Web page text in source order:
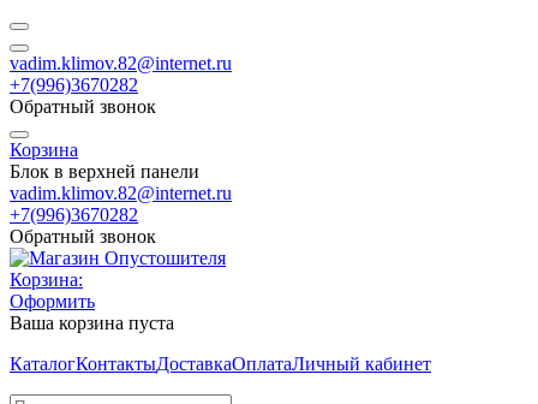
vadim.klimov.82@internet.ru
+7(996)3670282
Обратный звонок
Корзина
Блок в верхней панели
vadim.klimov.82@internet.ru
+7(996)3670282
Обратный звонок
Корзина:
Оформить
Ваша корзина пуста
КаталогКонтактыДоставкаОплатаЛичный кабинет